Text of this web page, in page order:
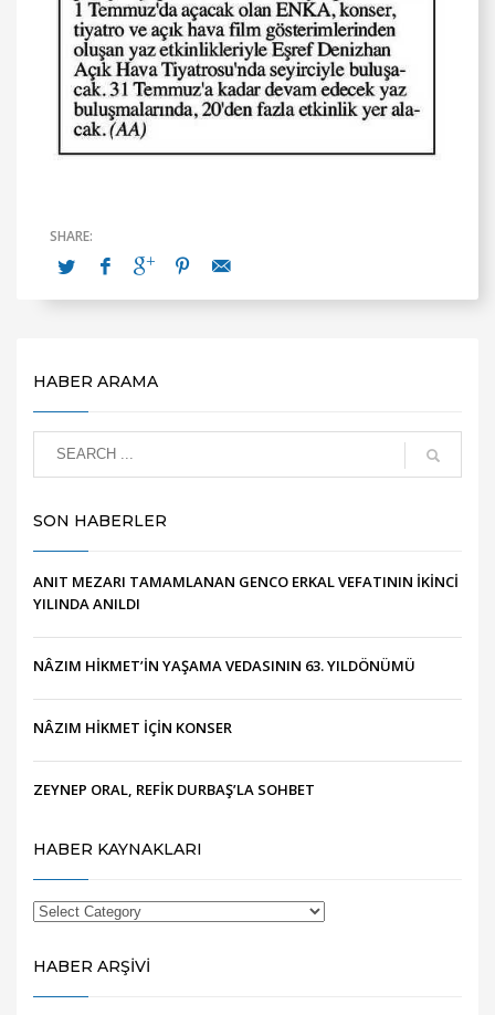
HABER ARAMA
SON HABERLER
ANIT MEZARI TAMAMLANAN GENCO ERKAL VEFATININ İKİNCİ
YILINDA ANILDI
NÂZIM HİKMET’İN YAŞAMA VEDASININ 63. YILDÖNÜMÜ
NÂZIM HİKMET İÇİN KONSER
ZEYNEP ORAL, REFİK DURBAŞ’LA SOHBET
HABER KAYNAKLARI
HABER ARŞİVİ